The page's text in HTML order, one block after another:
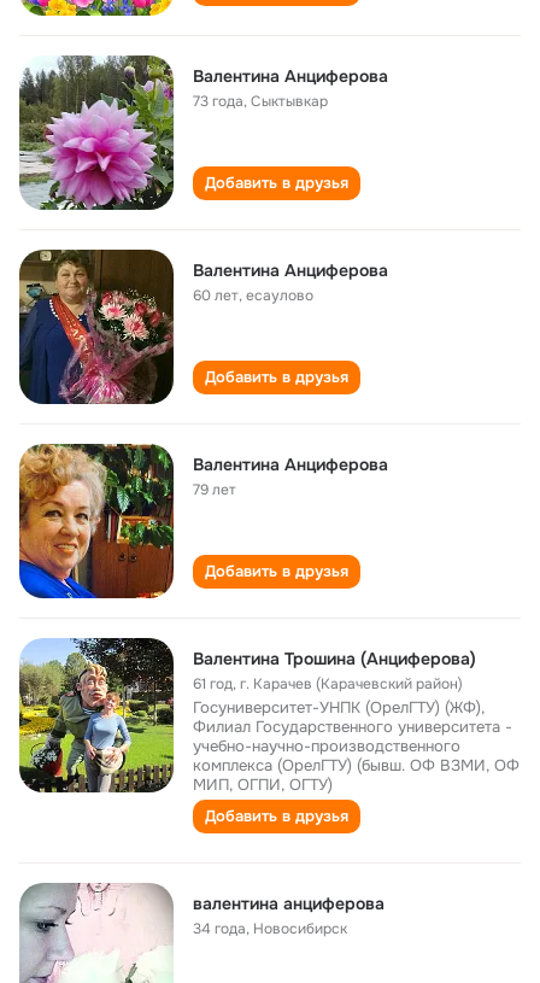
Валентина Анциферова
73 года,Сыктывкар
Добавить в друзья
Валентина Анциферова
60 лет,есаулово
Добавить в друзья
Валентина Анциферова
79 лет
Добавить в друзья
Валентина Трошина (Анциферова)
61 год,г. Карачев (Карачевский район)
Госуниверситет-УНПК (ОрелГТУ) (ЖФ),
Филиал Государственного университета -
учебно-научно-производственного
комплекса (ОрелГТУ) (бывш. ОФ ВЗМИ, ОФ
МИП, ОГПИ, ОГТУ)
Добавить в друзья
валентина анциферова
34 года, Новосибирск